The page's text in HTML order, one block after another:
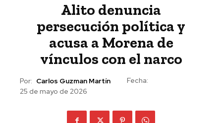
Alito denuncia
persecución política y
acusa a Morena de
vínculos con el narco
Por: Carlos Guzman Martín
Fecha:
25 de mayo de 2026